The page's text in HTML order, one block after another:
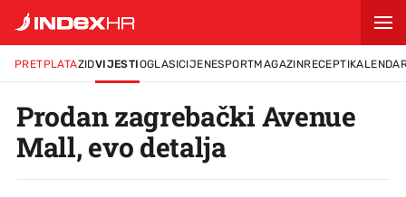
PRETPLATAZIDVIJESTIOGLASICIJENESPORTMAGAZINRECEPTI
Prodan zagrebački Avenue
Mall, evo detalja